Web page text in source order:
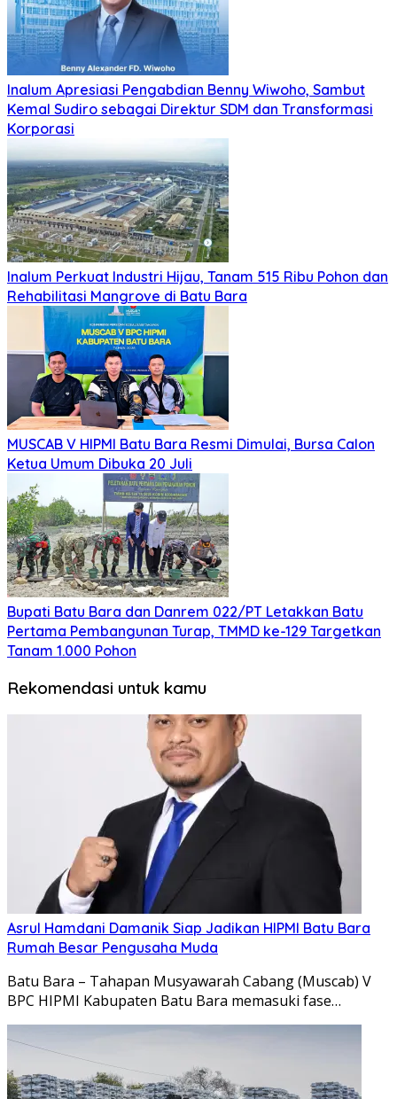
Inalum Apresiasi Pengabdian Benny Wiwoho, Sambut
Kemal Sudiro sebagai Direktur SDM dan Transformasi
Korporasi
Inalum Perkuat Industri Hijau, Tanam 515 Ribu Pohon dan
Rehabilitasi Mangrove di Batu Bara
MUSCAB V HIPMI Batu Bara Resmi Dimulai, Bursa Calon
Ketua Umum Dibuka 20 Juli
Bupati Batu Bara dan Danrem 022/PT Letakkan Batu
Pertama Pembangunan Turap, TMMD ke-129 Targetkan
Tanam 1.000 Pohon
Rekomendasi untuk kamu
Asrul Hamdani Damanik Siap Jadikan HIPMI Batu Bara
Rumah Besar Pengusaha Muda
Batu Bara – Tahapan Musyawarah Cabang (Muscab) V
BPC HIPMI Kabupaten Batu Bara memasuki fase…